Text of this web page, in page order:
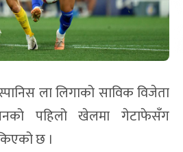
ला लिगाको साविक विजेता
पहिलो खेलमा गेटाफेसँग
छ ।